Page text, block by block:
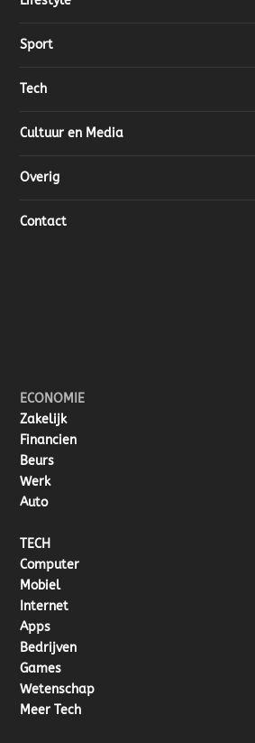
Sport
Tech
Cultuur en Media
Overig
Contact
ECONOMIE
Zakelijk
Financien
Beurs
Werk
Auto
TECH
Computer
Mobiel
Internet
Apps
Bedrijven
Games
Wetenschap
Meer Tech